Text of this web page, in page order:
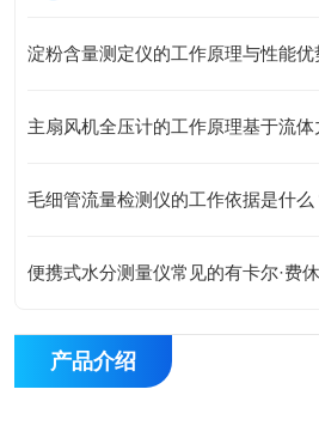
淀粉含量测定仪的工作原理与性能
毛细管流量检测仪的工作依据是什么
便携式水分测量仪常见的有卡尔·费
产品介绍